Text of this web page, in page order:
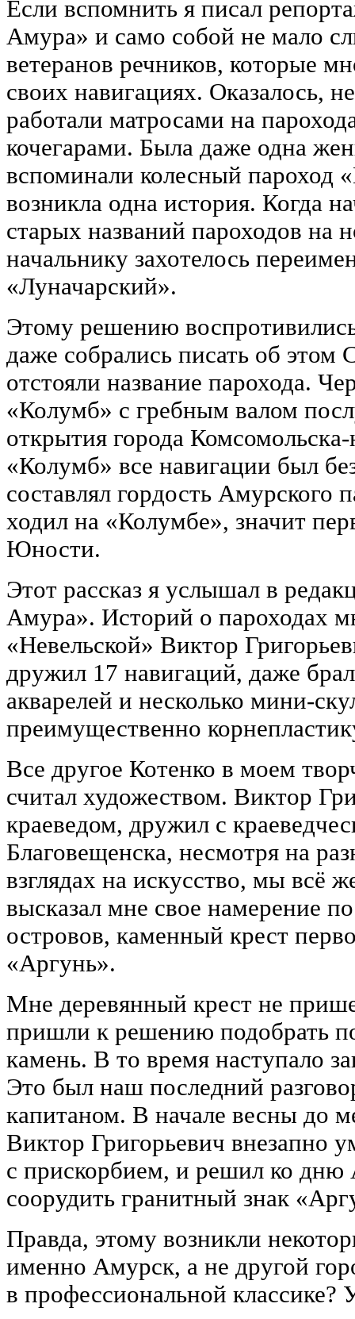
Если вспомнить я писал
Амура» и само собой не мало
ветеранов речников, которые
своих навигациях. Оказалось,
работали матросами на
кочегарами. Была даже одна
вспоминали колесный пароход
возникла одна история. Когда
старых названий пароходов на
начальнику захотелось
«Луначарский».
Этому решению
даже собрались писать об этом
отстояли название парохода.
«Колумб» с гребным валом
открытия города
«Колумб» все навигации был
составлял гордость Амурского
ходил на «Колумбе», значит
Юности.
Этот рассказ я услышал в
Амура». Историй о пароходах
«Невельской» Виктор
дружил 17 навигаций, даже
акварелей и несколько мини-
преимущественно
Все другое Котенко в моем
считал художеством. Виктор
краеведом, дружил с
Благовещенска, несмотря на
взглядах на искусство, мы всё
высказал мне свое намерение
островов, каменный крест
«Аргунь».
Мне деревянный крест не
пришли к решению подобрать
камень. В то время наступало
Это был наш последний
капитаном. В начале весны до
Виктор Григорьевич внезапно
с прискорбием, и решил ко дню
соорудить гранитный знак
Правда, этому возникли
именно Амурск, а не другой
в профессиональной